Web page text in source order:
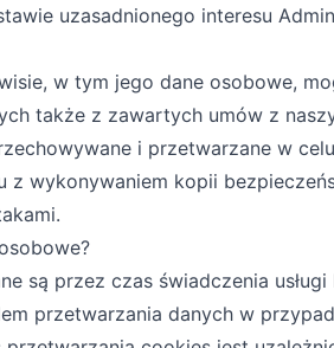
uzasadnionego interesu
w tym jego dane osobowe,
także z zawartych umów z
i przetwarzane w
z wykonywaniem kopii
są przez czas świadczenia
przetwarzania danych w